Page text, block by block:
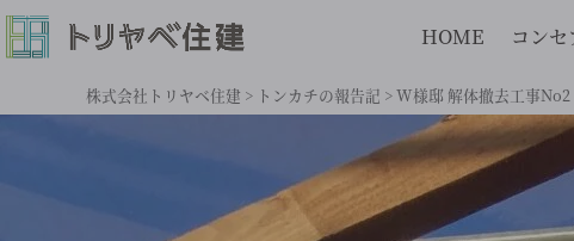
HOME コンセ
株式会社トリヤベ住建 > トンカチの報告記 >W様邸 解体撤去工事No2